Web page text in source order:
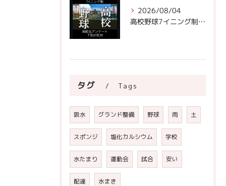
2026/08/04
高校野球7イニング制への声。
タグ Tags
吸水 グランド整備 野球 雨 土
スポンジ 塩化カルシウム 学校
水たまり 運動会 試合 安い
配達 水まき